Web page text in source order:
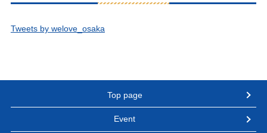
Tweets by welove_osaka
Top page
Event